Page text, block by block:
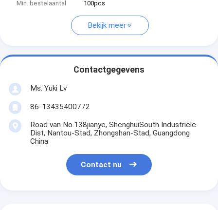
Min. bestelaantal
100pcs
Bekijk meer
Contactgegevens
Ms. Yuki Lv
86-13435400772
Road van No.138jianye, ShenghuiSouth Industriële
Dist, Nantou-Stad, Zhongshan-Stad, Guangdong
China
Contact nu